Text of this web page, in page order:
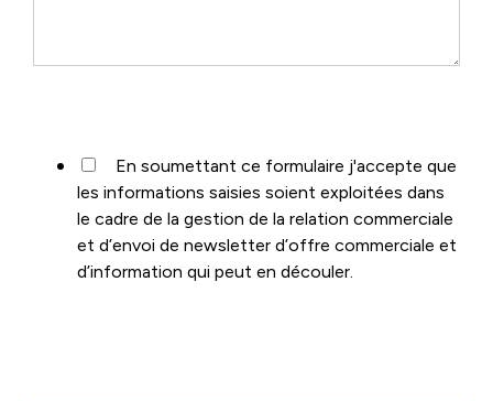
En soumettant ce formulaire j'accepte que
les informations saisies soient exploitées dans
le cadre de la gestion de la relation commerciale
et d’envoi de newsletter d’offre commerciale et
d’information qui peut en découler.